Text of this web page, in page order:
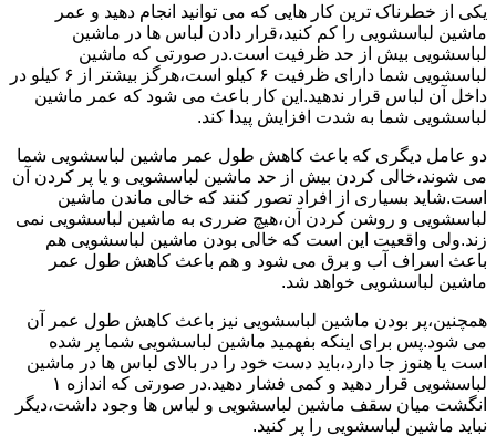
یکی از خطرناک ترین کار هایی که می توانید انجام دهید و عمر
ماشین لباسشویی را کم کنید،قرار دادن لباس ها در ماشین
لباسشویی بیش از حد ظرفیت است.در صورتی که ماشین
لباسشویی شما دارای ظرفیت ۶ کیلو است،هرگز بیشتر از ۶ کیلو در
داخل آن لباس قرار ندهید.این کار باعث می شود که عمر ماشین
لباسشویی شما به شدت افزایش پیدا کند.
دو عامل دیگری که باعث کاهش طول عمر ماشین لباسشویی شما
می شوند،خالی کردن بیش از حد ماشین لباسشویی و یا پر کردن آن
است.شاید بسیاری از افراد تصور کنند که خالی ماندن ماشین
لباسشویی و روشن کردن آن،هیچ ضرری به ماشین لباسشویی نمی
زند.ولی واقعیت این است که خالی بودن ماشین لباسشویی هم
باعث اسراف آب و برق می شود و هم باعث کاهش طول عمر
ماشین لباسشویی خواهد شد.
همچنین،پر بودن ماشین لباسشویی نیز باعث کاهش طول عمر آن
می شود.پس برای اینکه بفهمید ماشین لباسشویی شما پر شده
است یا هنوز جا دارد،باید دست خود را در بالای لباس ها در ماشین
لباسشویی قرار دهید و کمی فشار دهید.در صورتی که اندازه ۱
انگشت میان سقف ماشین لباسشویی و لباس ها وجود داشت،دیگر
نباید ماشین لباسشویی را پر کنید.